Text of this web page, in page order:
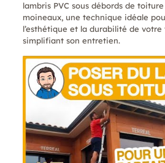
lambris PVC sous débords de
moineaux, une technique idéale
l’esthétique et la durabilité de
simplifiant son entretien.